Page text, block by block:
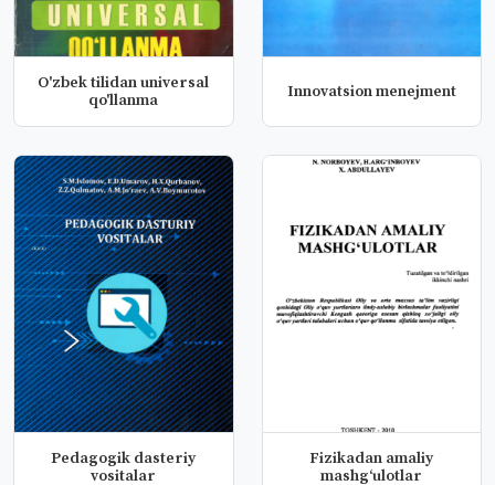
O'zbek tilidan universal
qo'llanma
Innovatsion menejment
Pedagogik dasteriy
vositalar
Fizikadan amaliy
mashg‘ulotlar